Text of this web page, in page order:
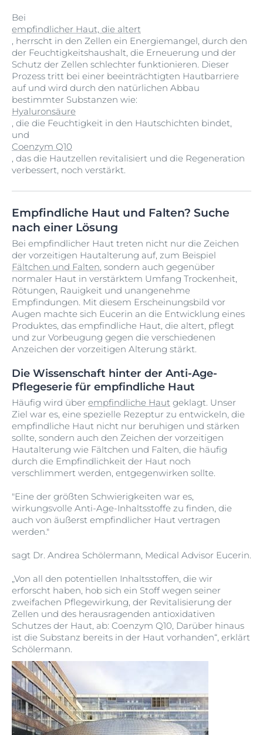
Bei
empfindlicher Haut, die altert
, herrscht in den Zellen ein Energiemangel, durch den
der Feuchtigkeitshaushalt, die Erneuerung und der
Schutz der Zellen schlechter funktionieren. Dieser
Prozess tritt bei einer beeinträchtigten Hautbarriere
auf und wird durch den natürlichen Abbau
bestimmter Substanzen wie:
Hyaluronsäure
, die die Feuchtigkeit in den Hautschichten bindet,
und
Coenzym Q10
, das die Hautzellen revitalisiert und die Regeneration
verbessert, noch verstärkt.
Empfindliche Haut und Falten? Suche
nach einer Lösung
Bei empfindlicher Haut treten nicht nur die Zeichen
der vorzeitigen Hautalterung auf, zum Beispiel
Fältchen und Falten, sondern auch gegenüber
normaler Haut in verstärktem Umfang Trockenheit,
Rötungen, Rauigkeit und unangenehme
Empfindungen. Mit diesem Erscheinungsbild vor
Augen machte sich Eucerin an die Entwicklung eines
Produktes, das empfindliche Haut, die altert, pflegt
und zur Vorbeugung gegen die verschiedenen
Anzeichen der vorzeitigen Alterung stärkt.
Die Wissenschaft hinter der Anti-Age-
Pflegeserie für empfindliche Haut
Häufig wird über empfindliche Haut geklagt. Unser
Ziel war es, eine spezielle Rezeptur zu entwickeln, die
empfindliche Haut nicht nur beruhigen und stärken
sollte, sondern auch den Zeichen der vorzeitigen
Hautalterung wie Fältchen und Falten, die häufig
durch die Empfindlichkeit der Haut noch
verschlimmert werden, entgegenwirken sollte.
"Eine der größten Schwierigkeiten war es,
wirkungsvolle Anti-Age-Inhaltsstoffe zu finden, die
auch von äußerst empfindlicher Haut vertragen
werden."
sagt Dr. Andrea Schölermann, Medical Advisor Eucerin.
„Von all den potentiellen Inhaltsstoffen, die wir
erforscht haben, hob sich ein Stoff wegen seiner
zweifachen Pflegewirkung, der Revitalisierung der
Zellen und des herausragenden antioxidativen
Schutzes der Haut, ab: Coenzym Q10, Darüber hinaus
ist die Substanz bereits in der Haut vorhanden“, erklärt
Schölermann.